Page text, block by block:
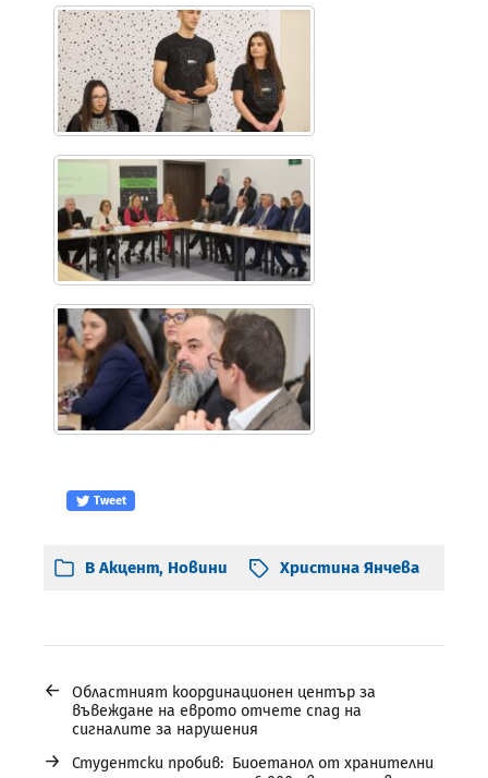
Tweet
В Акцент, Новини Христина Янчева
←
Областният координационен център за
въвеждане на еврото отчете спад на
сигналите за нарушения
→
Студентски пробив: Биоетанол от хранителни